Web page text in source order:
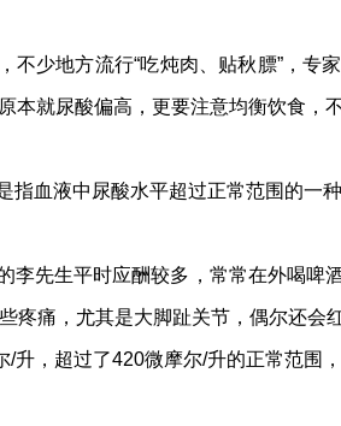
不少地方流行“吃炖肉、贴秋膘”，专
本就尿酸偏高，更要注意均衡饮食，不
指血液中尿酸水平超过正常范围的一种
李先生平时应酬较多，常常在外喝啤
疼痛，尤其是大脚趾关节，偶尔还会
/升，超过了420微摩尔/升的正常范围